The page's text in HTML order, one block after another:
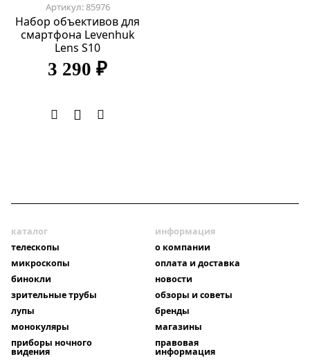
Артикул: 85976
Набор объективов для
смартфона Levenhuk
Lens S10
3 290 ₽
каталог
телескопы
микроскопы
бинокли
зрительные трубы
лупы
монокуляры
приборы ночного
видения
информация
о компании
оплата и доставка
новости
обзоры и советы
бренды
магазины
правовая
информация